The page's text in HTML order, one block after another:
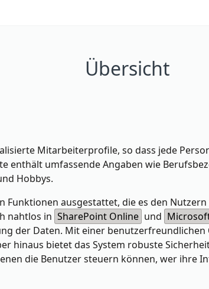
Übersicht
Mitarbeiterprofile, so dass jede
enthält umfassende Angaben wie
Hobbys.
ausgestattet, die es den
nahtlos in SharePoint Online und
der Daten. Mit einer
hinaus bietet das System robuste
die Benutzer steuern können, wer ihre